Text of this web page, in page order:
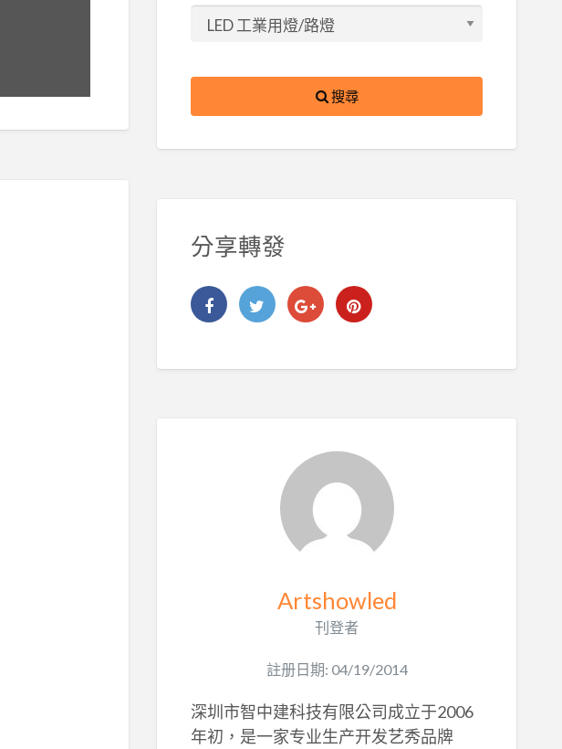
搜尋
分享轉發
Artshowled
刊登者
註册日期: 04/19/2014
深圳市智中建科技有限公司成立于2006
年初，是一家专业生产开发艺秀品牌